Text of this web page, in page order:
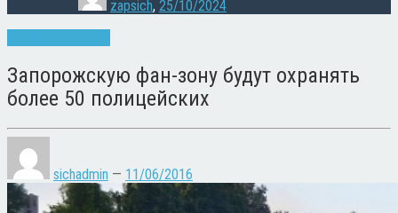
zapsich, 25/10/2024
Запорожскую фан-зону будут охранять
более 50 полицейских
sichadmin — 11/06/2016